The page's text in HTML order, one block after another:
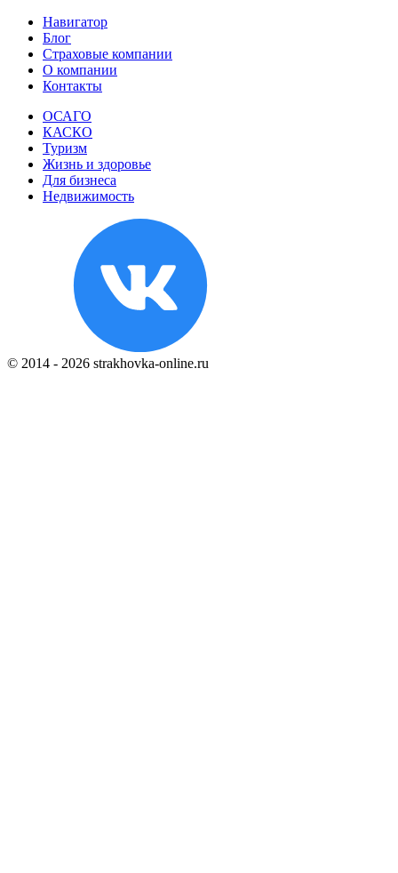
Навигатор
Блог
Страховые компании
О компании
Контакты
ОСАГО
КАСКО
Туризм
Жизнь и здоровье
Для бизнеса
Недвижимость
© 2014 - 2026 strakhovka-online.ru